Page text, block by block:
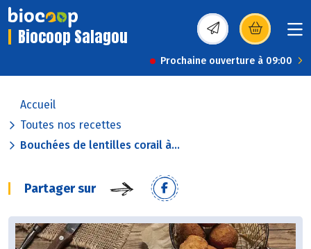
Biocoop Salagou (s’ouvre dans une
Prochaine ouverture à 09:00
Accueil
Toutes nos recettes
Bouchées de lentilles corail à...
Partager sur